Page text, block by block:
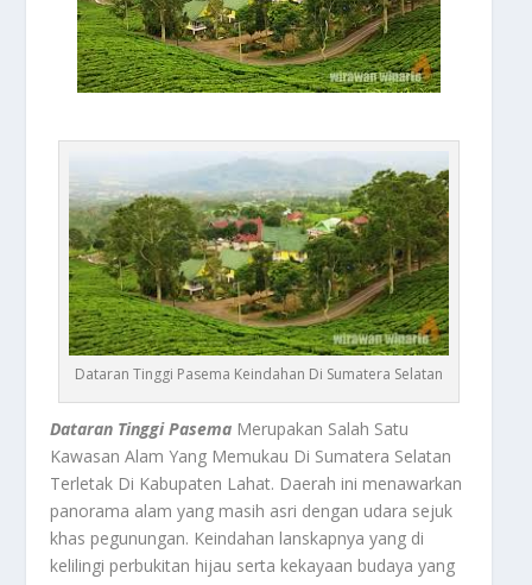
Dataran Tinggi Pasema Keindahan Di Sumatera Selatan
Dataran Tinggi Pasema Merupakan Salah Satu
Kawasan Alam Yang Memukau Di Sumatera Selatan
Terletak Di Kabupaten Lahat. Daerah ini menawarkan
panorama alam yang masih asri dengan udara sejuk
khas pegunungan. Keindahan lanskapnya yang di
kelilingi perbukitan hijau serta kekayaan budaya yang